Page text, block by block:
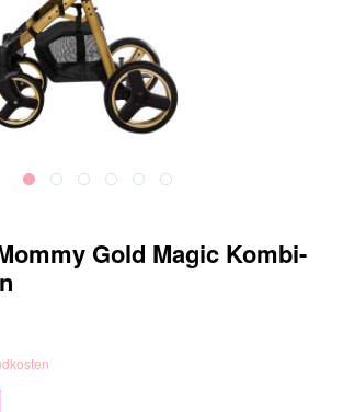
Gold Magic Kombi-